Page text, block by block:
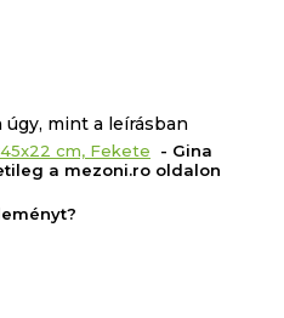
mint a leírásban
cm, Fekete
- Gina
a mezoni.ro oldalon